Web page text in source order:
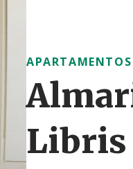
Libris